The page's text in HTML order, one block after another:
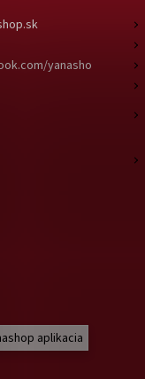
yanasho
aplikacia